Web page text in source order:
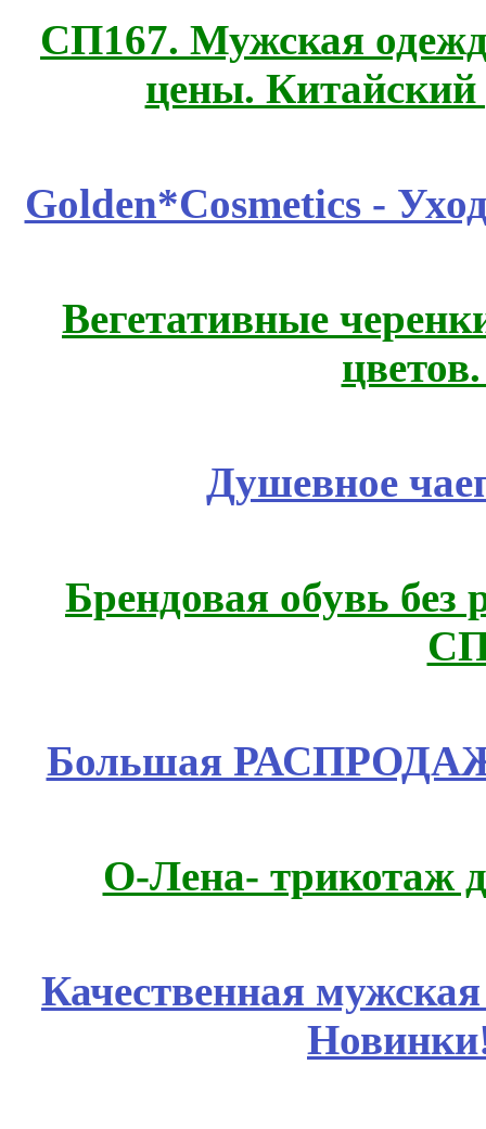
СП167. Мужская
цены.
Golden*Cosmetics -
Вегетативные
Душевное
Брендовая обувь без
Большая
О-Лена- трикотаж
Качественная